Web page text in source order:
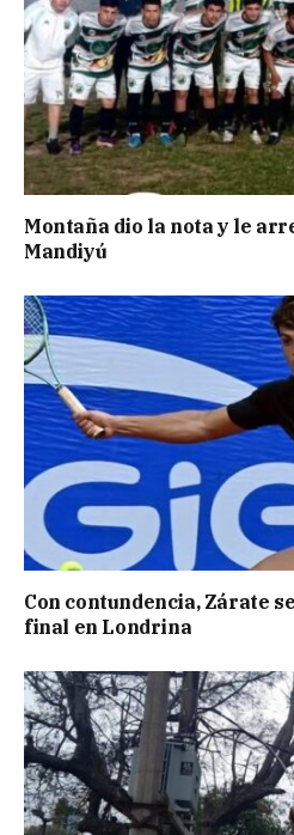
Montaña dio la nota y le
Mandiyú
Con contundencia, Zárate
final en Londrina